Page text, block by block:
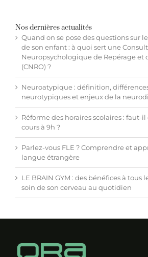
Nos dernières actualités
Quand on se pose des questions sur
de son enfant : à quoi sert une
Neuropsychologique de Repérage et
(CNRO) ?
Neuroatypique : définition,
neurotypiques et enjeux de la
Réforme des horaires scolaires : faut-
cours à 9h ?
Parlez-vous FLE ? Comprendre et
langue étrangère
LE BRAIN GYM : des bénéfices à tous
soin de son cerveau au quotidien